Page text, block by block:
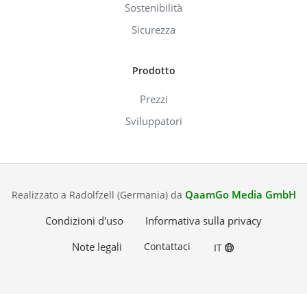
Sostenibilità
Sicurezza
Prodotto
Prezzi
Sviluppatori
Realizzato a Radolfzell (Germania) da QaamGo Media GmbH
Condizioni d'uso
Informativa sulla privacy
Note legali
Contattaci IT